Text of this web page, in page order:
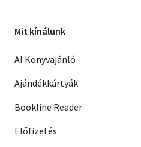
Mit kínálunk
AI Könyvajánló
Ajándékkártyák
Bookline Reader
Előfizetés